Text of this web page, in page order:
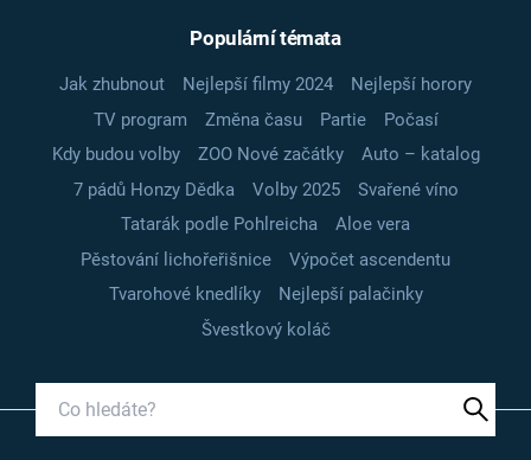
Populární témata
Jak zhubnout Nejlepší filmy 2024
Nejlepší horory
TV program
Změna času Partie
Počasí
Kdy budou volby
ZOO Nové začátky
Auto – katalog
7 pádů Honzy Dědka
Volby 2025
Svařené víno
Tatarák podle Pohlreicha
Aloe vera
Pěstování lichořeřišnice
Výpočet ascendentu
Tvarohové knedlíky
Nejlepší palačinky
Švestkový koláč